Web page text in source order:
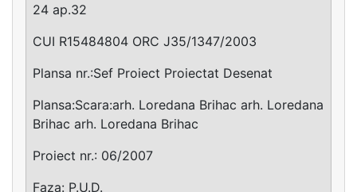
24 ap.32
CUI R15484804 ORC J35/1347/2003
Plansa nr.:Sef Proiect Proiectat Desenat
Plansa:Scara:arh. Loredana Brihac arh. Loredana
Brihac arh. Loredana Brihac
Proiect nr.: 06/2007
Faza: P.U.D.